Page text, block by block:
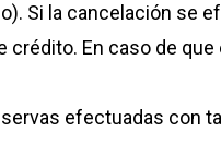
Si la cancelación se
En caso de
efectuadas con